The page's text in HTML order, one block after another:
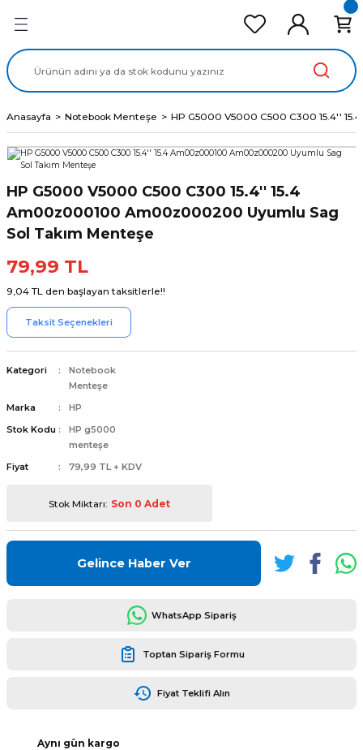
Ekran Panel
Data Kablo
Anasayfa Notebook Menteşe HP G5000 V5000 C500 C300 15.4''
HP G5000 V5000 C500 C300 15.4'' 15.4
Am00z000100 Am00z000200 Uyumlu Sag
Sol Takım Menteşe
79,99 TL
9,04 TL den başlayan taksitlerle!!
Taksit Seçenekleri
Kategori
Notebook
Menteşe
Marka
HP
Stok Kodu
HP g5000
menteşe
Fiyat
79,99 TL + KDV
Stok Miktarı: Son 0 Adet
Gelince Haber Ver
WhatsApp Sipariş
Toptan Sipariş Formu
Fiyat Teklifi Alın
Aynı gün kargo